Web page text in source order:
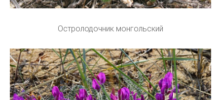
Остролодочник монгольский